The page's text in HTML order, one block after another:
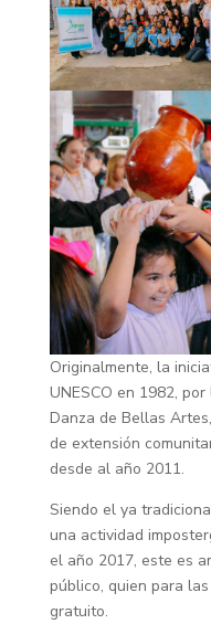
Originalmente, la
UNESCO en 1982,
Danza de Bellas
de extensión
desde al año 2011.
Siendo el ya
una actividad
el año 2017, este es
público, quien para
gratuito.